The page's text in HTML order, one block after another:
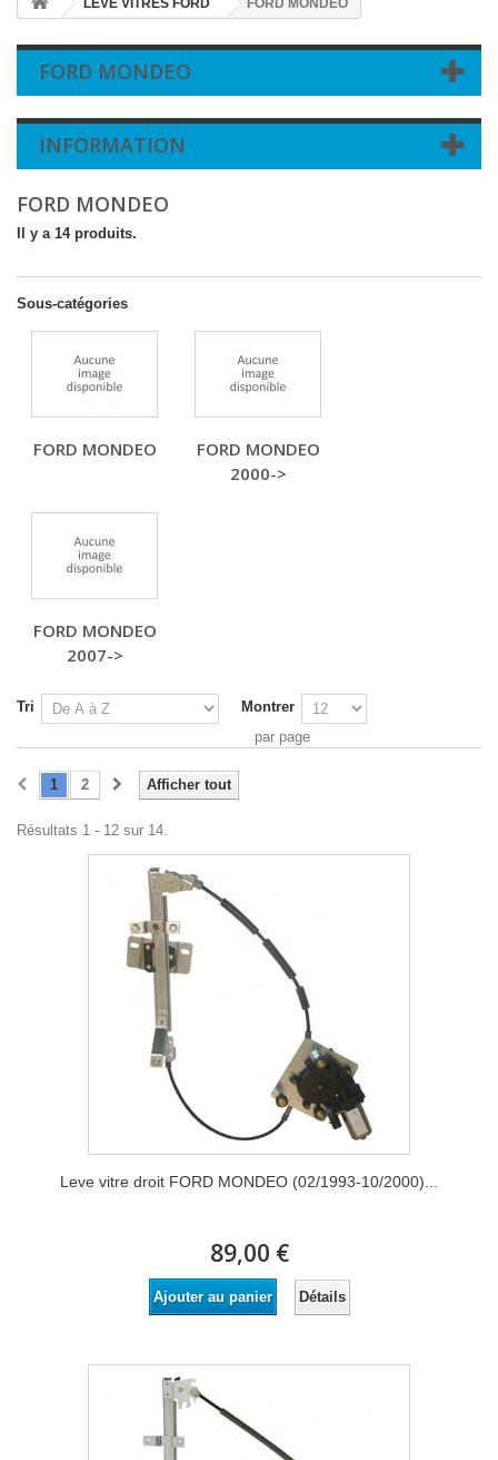
LEVE VITRES FORD FORD MONDEO
FORD MONDEO
INFORMATION
FORD MONDEO
Il y a 14 produits.
Sous-catégories
FORD MONDEO
FORD MONDEO
2000->
FORD MONDEO
2007->
Tri
Montrer
par page
Afficher tout
1 2
Résultats 1 - 12 sur 14.
Leve vitre droit FORD MONDEO (02/1993-10/2000)...
89,00 €
Ajouter au panier Détails